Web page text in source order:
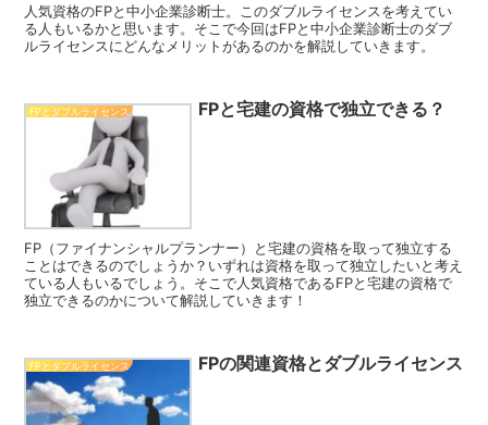
人気資格のFPと中小企業診断士。このダブルライセンスを考えてい
る人もいるかと思います。そこで今回はFPと中小企業診断士のダブ
ルライセンスにどんなメリットがあるのかを解説していきます。
FPとダブルライセンス FPと宅建の資格で独立できる？
FP（ファイナンシャルプランナー）と宅建の資格を取って独立する
ことはできるのでしょうか？いずれは資格を取って独立したいと考え
ている人もいるでしょう。そこで人気資格であるFPと宅建の資格で
独立できるのかについて解説していきます！
FPとダブルライセンス FPの関連資格とダブルライセンス